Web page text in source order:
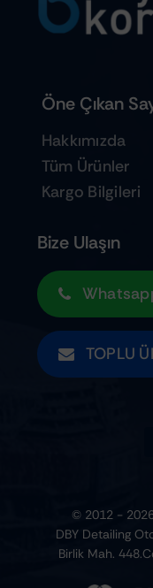
Öne Çıkan
Hakkımızda
Tüm Ürünler
Kargo Bilgileri
Bize Ulaşın
TOPLU
© 2012 -
DBY Detailing
Birlik Mah.